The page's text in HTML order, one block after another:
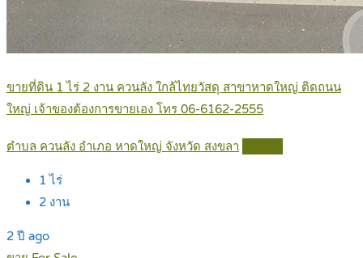
ขายที่ดิน 1 ไร่ 2 งาน ควนลัง ใกล้ไทยวัสดุ สาขาหาดใหญ่ ติดถนน
ใหญ่ เจ้าของต้องการขายเอง โทร 06-6162-2555
ตำบล ควนลัง อำเภอ หาดใหญ่ จังหวัด สงขลา
1 ไร่
2 งาน
2 ปี ago